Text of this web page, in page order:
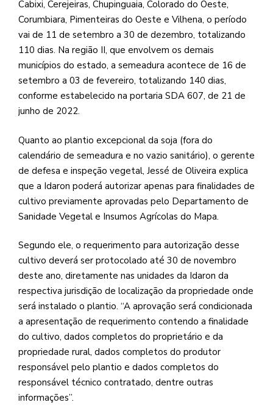
Cabixi, Cerejeiras, Chupinguaia, Colorado do Oeste,
Corumbiara, Pimenteiras do Oeste e Vilhena, o período
vai de 11 de setembro a 30 de dezembro, totalizando
110 dias. Na região II, que envolvem os demais
municípios do estado, a semeadura acontece de 16 de
setembro a 03 de fevereiro, totalizando 140 dias,
conforme estabelecido na portaria SDA 607, de 21 de
junho de 2022.
Quanto ao plantio excepcional da soja (fora do
calendário de semeadura e no vazio sanitário), o gerente
de defesa e inspeção vegetal, Jessé de Oliveira explica
que a Idaron poderá autorizar apenas para finalidades de
cultivo previamente aprovadas pelo Departamento de
Sanidade Vegetal e Insumos Agrícolas do Mapa.
Segundo ele, o requerimento para autorização desse
cultivo deverá ser protocolado até 30 de novembro
deste ano, diretamente nas unidades da Idaron da
respectiva jurisdição de localização da propriedade onde
será instalado o plantio. “A aprovação será condicionada
a apresentação de requerimento contendo a finalidade
do cultivo, dados completos do proprietário e da
propriedade rural, dados completos do produtor
responsável pelo plantio e dados completos do
responsável técnico contratado, dentre outras
informações”.